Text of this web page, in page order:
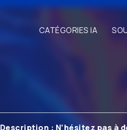
CATÉGORIES IA
Description : N’hésitez pas à